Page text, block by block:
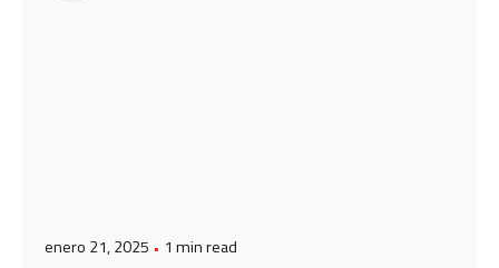
enero 21, 2025 1 min read